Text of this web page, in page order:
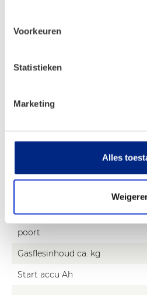
Voorkeuren
Statistieken
Marketing
Alles
Waterverzorging ca. l (tijdens het
Warm waterverzorging
Kachel met warme
Stopcontacten 12V / 230V / USB
poort
Gasflesinhoud ca. kg
Start accu Ah